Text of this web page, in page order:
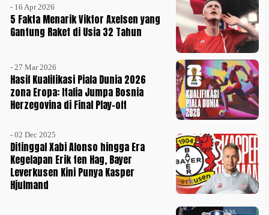
- 16 Apr 2026
5 Fakta Menarik Viktor Axelsen yang
Gantung Raket di Usia 32 Tahun
- 27 Mar 2026
Hasil Kualifikasi Piala Dunia 2026
zona Eropa: Italia Jumpa Bosnia
Herzegovina di Final Play-off
- 02 Dec 2025
Ditinggal Xabi Alonso hingga Era
Kegelapan Erik ten Hag, Bayer
Leverkusen Kini Punya Kasper
Hjulmand
SPECIAL
Video